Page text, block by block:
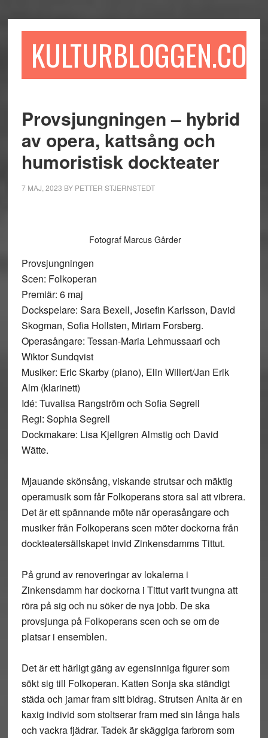
till
till
sidofältet
till
KULTURBLOGGEN.COM
Provsjungningen – hybrid
av opera, kattsång och
humoristisk dockteater
7 MAJ, 2023 BY PETTER STJERNSTEDT
Fotograf Marcus Gårder
Provsjungningen
Scen: Folkoperan
Premiär: 6 maj
Dockspelare: Sara Bexell, Josefin Karlsson, David
Skogman, Sofia Hollsten, Miriam Forsberg.
Operasångare: Tessan-Maria Lehmussaari och
Wiktor Sundqvist
Musiker: Eric Skarby (piano), Elin Willert/Jan Erik
Alm (klarinett)
Idé: Tuvalisa Rangström och Sofia Segrell
Regi: Sophia Segrell
Dockmakare: Lisa Kjellgren Almstig och David
Wätte.
Mjauande skönsång, viskande strutsar och mäktig
operamusik som får Folkoperans stora sal att vibrera.
Det är ett spännande möte när operasångare och
musiker från Folkoperans scen möter dockorna från
dockteatersällskapet invid Zinkensdamms Tittut.
På grund av renoveringar av lokalerna i
Zinkensdamm har dockorna i Tittut varit tvungna att
röra på sig och nu söker de nya jobb. De ska
provsjunga på Folkoperans scen och se om de
platsar i ensemblen.
Det är ett härligt gäng av egensinniga figurer som
sökt sig till Folkoperan. Katten Sonja ska ständigt
städa och jamar fram sitt bidrag. Strutsen Anita är en
kaxig individ som stoltserar fram med sin långa hals
och vackra fjädrar. Tadek är skäggiga farbrorn som